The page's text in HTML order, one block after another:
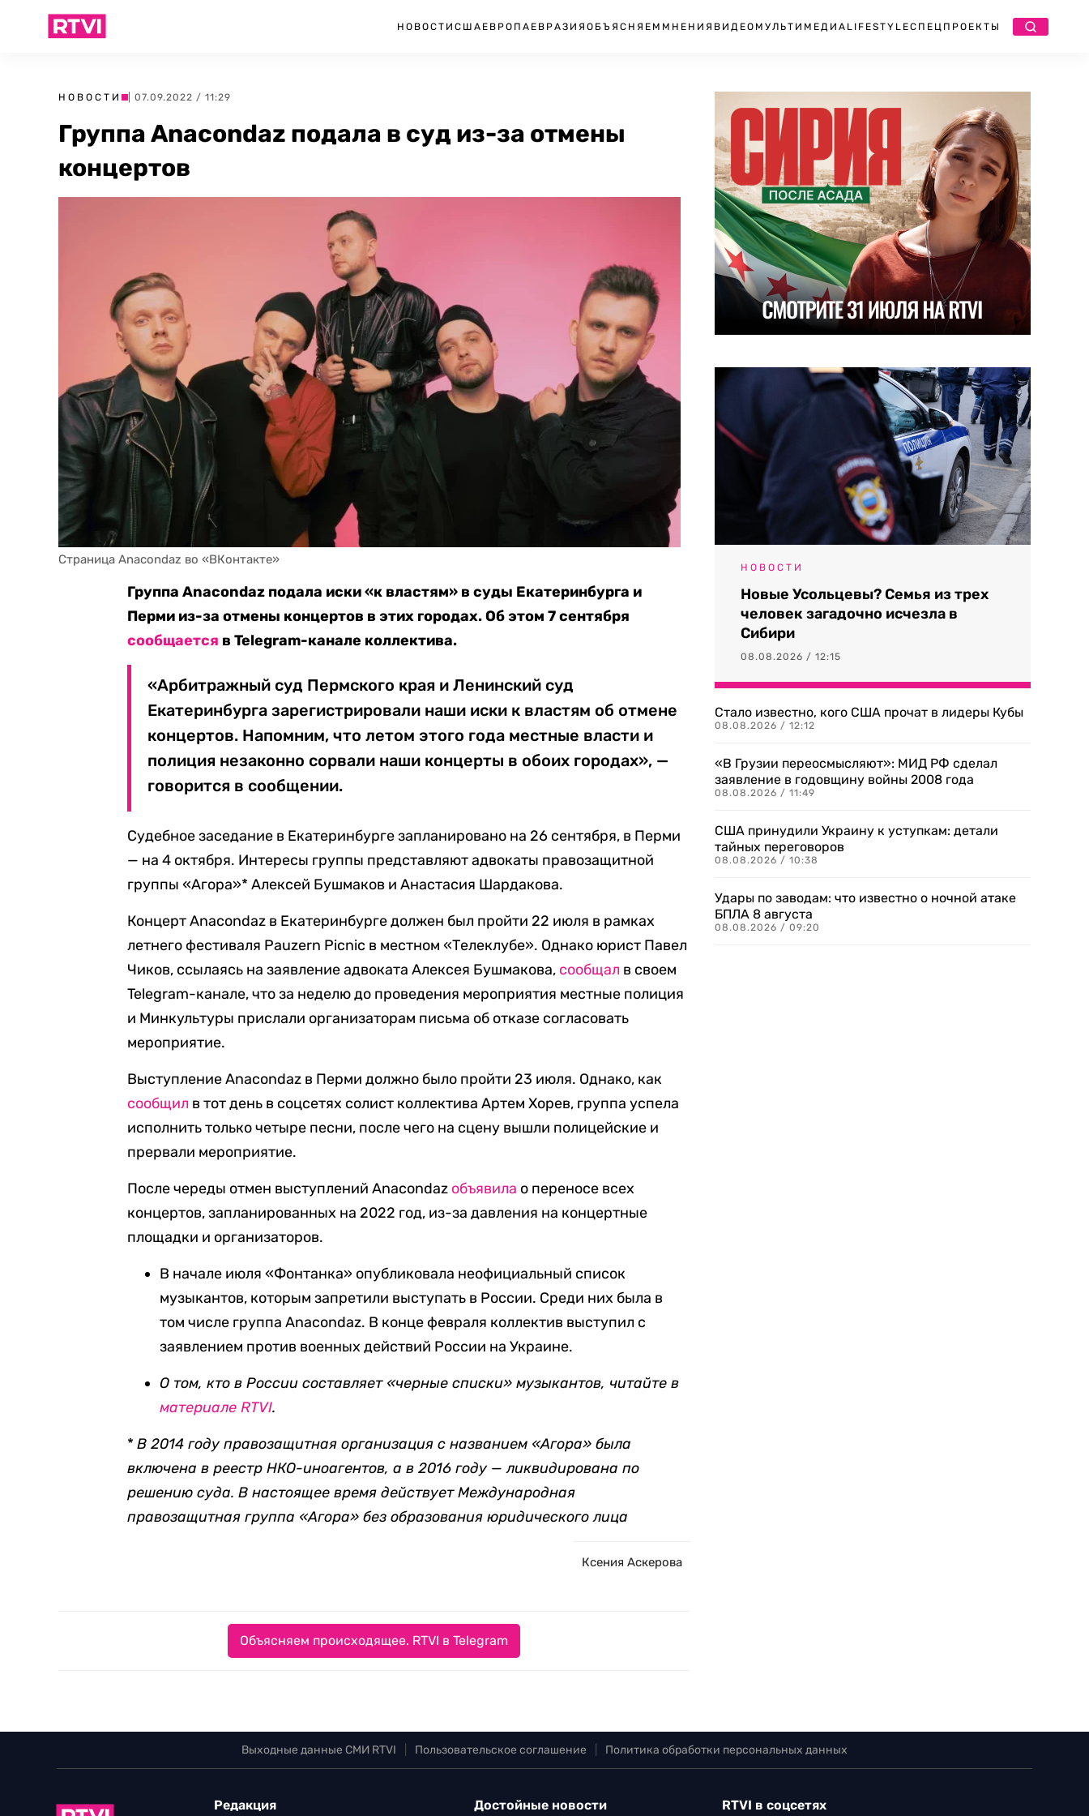
НОВОСТИ США ЕВРОПА ЕВРАЗИЯ ОБЪЯСНЯЕМ МНЕНИЯ ВИДЕО МУЛЬТИМЕДИА LIFESTYLEСПЕЦПРОЕКТЫ
НОВОСТИ | 07.09.2022 / 11:29
Группа Anacondaz подала в суд из-за отмены
концертов
Страница Anacondaz во «ВКонтакте»
Группа Anacondaz подала иски «к властям» в суды Екатеринбурга и
Перми из-за отмены концертов в этих городах. Об этом 7 сентября
сообщается в Telegram-канале коллектива.
«Арбитражный суд Пермского края и Ленинский суд
Екатеринбурга зарегистрировали наши иски к властям об отмене
концертов. Напомним, что летом этого года местные власти и
полиция незаконно сорвали наши концерты в обоих городах», —
говорится в сообщении.
Судебное заседание в Екатеринбурге запланировано на 26 сентября, в Перми
— на 4 октября. Интересы группы представляют адвокаты правозащитной
группы «Агора»* Алексей Бушмаков и Анастасия Шардакова.
Концерт Anacondaz в Екатеринбурге должен был пройти 22 июля в рамках
летнего фестиваля Pauzern Picnic в местном «Телеклубе». Однако юрист Павел
Чиков, ссылаясь на заявление адвоката Алексея Бушмакова, сообщал в своем
Telegram-канале, что за неделю до проведения мероприятия местные полиция
и Минкультуры прислали организаторам письма об отказе согласовать
мероприятие.
Выступление Anacondaz в Перми должно было пройти 23 июля. Однако, как
сообщил в тот день в соцсетях солист коллектива Артем Хорев, группа успела
исполнить только четыре песни, после чего на сцену вышли полицейские и
прервали мероприятие.
После череды отмен выступлений Anacondaz объявила о переносе всех
концертов, запланированных на 2022 год, из-за давления на концертные
площадки и организаторов.
В начале июля «Фонтанка» опубликовала неофициальный список
музыкантов, которым запретили выступать в России. Среди них была в
том числе группа Anacondaz. В конце февраля коллектив выступил с
заявлением против военных действий России на Украине.
О том, кто в России составляет «черные списки» музыкантов, читайте в
материале RTVI.
*В 2014 году правозащитная организация с названием «Агора» была
включена в реестр НКО-иноагентов, а в 2016 году — ликвидирована по
решению суда. В настоящее время действует Международная
правозащитная группа «Агора» без образования юридического лица
Ксения Аскерова
Объясняем происходящее. RTVI в Telegram
НОВОСТИ
Новые Усольцевы? Семья из трех
человек загадочно исчезла в
Сибири
08.08.2026 / 12:15
Стало известно, кого США прочат в лидеры Кубы
08.08.2026 / 12:12
«В Грузии переосмысляют»: МИД РФ сделал
заявление в годовщину войны 2008 года
08.08.2026 / 11:49
США принудили Украину к уступкам: детали
тайных переговоров
08.08.2026 / 10:38
Удары по заводам: что известно о ночной атаке
БПЛА 8 августа
08.08.2026 / 09:20
Выходные данные СМИ RTVI Пользовательское соглашение Политика обработки персональных данных
Редакция Достойные новости RTVI в соцсетях